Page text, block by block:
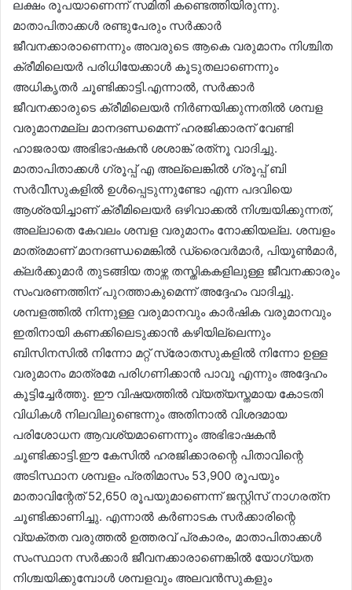
ലക്ഷം രൂപയാണെന്ന് സമിതി കണ്ടെത്തിയിരുന്നു.
മാതാപിതാക്കൾ രണ്ടുപേരും സർക്കാർ
ജീവനക്കാരാണെന്നും അവരുടെ ആകെ വരുമാനം നിശ്ചിത
ക്രീമിലെയർ പരിധിയേക്കാൾ കൂടുതലാണെന്നും
അധികൃതർ ചൂണ്ടിക്കാട്ടി.എന്നാൽ, സർക്കാർ
ജീവനക്കാരുടെ ക്രീമിലെയർ നിർണയിക്കുന്നതിൽ ശമ്പള
വരുമാനമല്ല മാനദണ്ഡമെന്ന് ഹരജിക്കാരന് വേണ്ടി
ഹാജരായ അഭിഭാഷകൻ ശശാങ്ക് രത്‌നൂ വാദിച്ചു.
മാതാപിതാക്കൾ ഗ്രൂപ്പ് എ അല്ലെങ്കിൽ ഗ്രൂപ്പ് ബി
സർവീസുകളിൽ ഉൾപ്പെടുന്നുണ്ടോ എന്ന പദവിയെ
ആശ്രയിച്ചാണ് ക്രീമിലെയർ ഒഴിവാക്കൽ നിശ്ചയിക്കുന്നത്,
അല്ലാതെ കേവലം ശമ്പള വരുമാനം നോക്കിയല്ല. ശമ്പളം
മാത്രമാണ് മാനദണ്ഡമെങ്കിൽ ഡ്രൈവർമാർ, പിയൂൺമാർ,
ക്ലർക്കുമാർ തുടങ്ങിയ താഴ്ന്ന തസ്തികകളിലുള്ള ജീവനക്കാരും
സംവരണത്തിന് പുറത്താകുമെന്ന് അദ്ദേഹം വാദിച്ചു.
ശമ്പളത്തിൽ നിന്നുള്ള വരുമാനവും കാർഷിക വരുമാനവും
ഇതിനായി കണക്കിലെടുക്കാൻ കഴിയില്ലെന്നും
ബിസിനസിൽ നിന്നോ മറ്റ് സ്രോതസുകളിൽ നിന്നോ ഉള്ള
വരുമാനം മാത്രമേ പരിഗണിക്കാൻ പാവൂ എന്നും അദ്ദേഹം
കൂട്ടിച്ചേർത്തു. ഈ വിഷയത്തിൽ വ്യത്യസ്തമായ കോടതി
വിധികൾ നിലവിലുണ്ടെന്നും അതിനാൽ വിശദമായ
പരിശോധന ആവശ്യമാണെന്നും അഭിഭാഷകൻ
ചൂണ്ടിക്കാട്ടി.ഈ കേസിൽ ഹരജിക്കാരന്റെ പിതാവിന്റെ
അടിസ്ഥാന ശമ്പളം പ്രതിമാസം 53,900 രൂപയും
മാതാവിന്റേത് 52,650 രൂപയുമാണെന്ന് ജസ്റ്റിസ് നാഗരത്‌ന
ചൂണ്ടിക്കാണിച്ചു. എന്നാൽ കർണാടക സർക്കാരിന്റെ
വ്യക്തത വരുത്തൽ ഉത്തരവ് പ്രകാരം, മാതാപിതാക്കൾ
സംസ്ഥാന സർക്കാർ ജീവനക്കാരാണെങ്കിൽ യോഗ്യത
നിശ്ചയിക്കുമ്പോൾ ശമ്പളവും അലവൻസുകളും